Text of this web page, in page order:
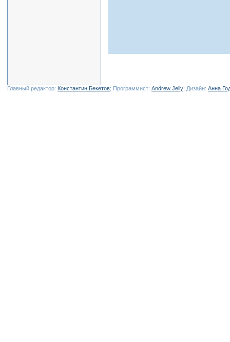
Главный редактор: Константин Бекетов; Программист: Andrew Jelly; Дизайн: Анна